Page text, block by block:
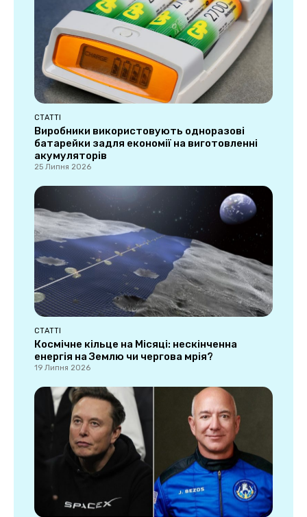
СТАТТІ
Виробники використовують одноразові
батарейки задля економії на виготовленні
акумуляторів
25 Липня 2026
СТАТТІ
Космічне кільце на Місяці: нескінченна
енергія на Землю чи чергова мрія?
19 Липня 2026